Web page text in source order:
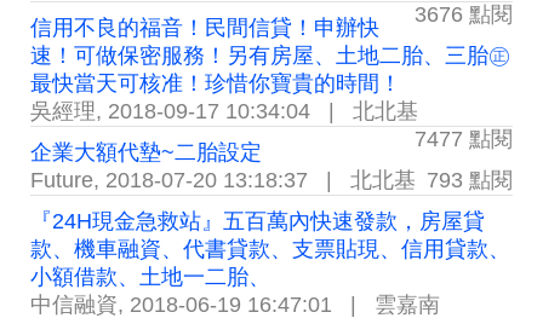
3676 點閱
信用不良的福音！民間信貸！申辦快
速！可做保密服務！另有房屋、土地二胎、三胎㊣
最快當天可核准！珍惜你寶貴的時間！
吳經理, 2018-09-17 10:34:04
北北基
7477 點閱
企業大額代墊~二胎設定
Future, 2018-07-20 13:18:37 北北基 793 點閱
『24H現金急救站』五百萬內快速發款，房屋貸
款、機車融資、代書貸款、支票貼現、信用貸款、
小額借款、土地一二胎、
中信融資, 2018-06-19 16:47:01
雲嘉南